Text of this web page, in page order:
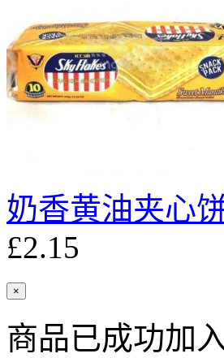
奶香黄油夹心
£2.15
×
商品已成功加